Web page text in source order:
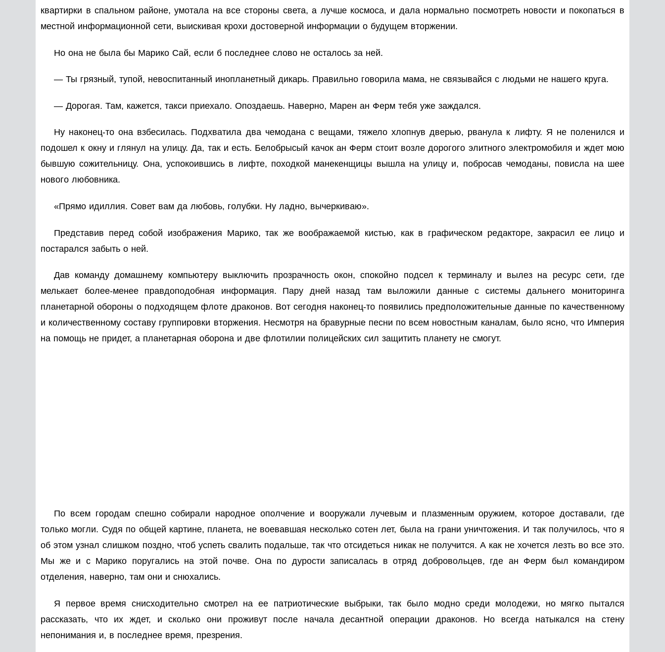
квартирки в спальном районе, умотала на все стороны света, а лучше космоса, и дала нормально посмотреть новости и покопаться в
местной информационной сети, выискивая крохи достоверной информации о будущем вторжении.
Но она не была бы Марико Сай, если б последнее слово не осталось за ней.
— Ты грязный, тупой, невоспитанный инопланетный дикарь. Правильно говорила мама, не связывайся с людьми не нашего круга.
— Дорогая. Там, кажется, такси приехало. Опоздаешь. Наверно, Марен ан Ферм тебя уже заждался.
Ну наконец-то она взбесилась. Подхватила два чемодана с вещами, тяжело хлопнув дверью, рванула к лифту. Я не поленился и
подошел к окну и глянул на улицу. Да, так и есть. Белобрысый качок ан Ферм стоит возле дорогого элитного электромобиля и ждет мою
бывшую сожительницу. Она, успокоившись в лифте, походкой манекенщицы вышла на улицу и, побросав чемоданы, повисла на шее
нового любовника.
«Прямо идиллия. Совет вам да любовь, голубки. Ну ладно, вычеркиваю».
Представив перед собой изображения Марико, так же воображаемой кистью, как в графическом редакторе, закрасил ее лицо и
постарался забыть о ней.
Дав команду домашнему компьютеру выключить прозрачность окон, спокойно подсел к терминалу и вылез на ресурс сети, где
мелькает более-менее правдоподобная информация. Пару дней назад там выложили данные с системы дальнего мониторинга
планетарной обороны о подходящем флоте драконов. Вот сегодня наконец-то появились предположительные данные по качественному
и количественному составу группировки вторжения. Несмотря на бравурные песни по всем новостным каналам, было ясно, что Империя
на помощь не придет, а планетарная оборона и две флотилии полицейских сил защитить планету не смогут.
По всем городам спешно собирали народное ополчение и вооружали лучевым и плазменным оружием, которое доставали, где
только могли. Судя по общей картине, планета, не воевавшая несколько сотен лет, была на грани уничтожения. И так получилось, что я
об этом узнал слишком поздно, чтоб успеть свалить подальше, так что отсидеться никак не получится. А как не хочется лезть во все это.
Мы же и с Марико поругались на этой почве. Она по дурости записалась в отряд добровольцев, где ан Ферм был командиром
отделения, наверно, там они и снюхались.
Я первое время снисходительно смотрел на ее патриотические выбрыки, так было модно среди молодежи, но мягко пытался
рассказать, что их ждет, и сколько они проживут после начала десантной операции драконов. Но всегда натыкался на стену
непонимания и, в последнее время, презрения.